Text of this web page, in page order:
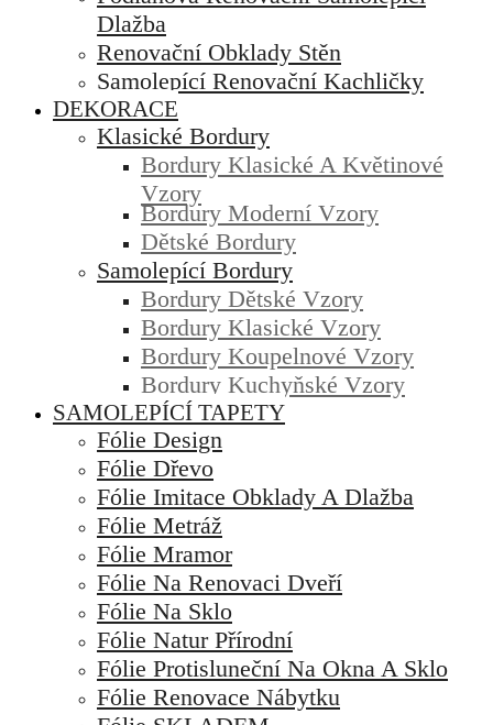
Dlažba
Renovační Obklady Stěn
Samolepící Renovační Kachličky
DEKORACE
Klasické Bordury
Bordury Klasické A Květinové
Vzory
Bordury Moderní Vzory
Dětské Bordury
Samolepící Bordury
Bordury Dětské Vzory
Bordury Klasické Vzory
Bordury Koupelnové Vzory
Bordury Kuchyňské Vzory
SAMOLEPÍCÍ TAPETY
Fólie Design
Fólie Dřevo
Fólie Imitace Obklady A Dlažba
Fólie Metráž
Fólie Mramor
Fólie Na Renovaci Dveří
Fólie Na Sklo
Fólie Natur Přírodní
Fólie Protisluneční Na Okna A Sklo
Fólie Renovace Nábytku